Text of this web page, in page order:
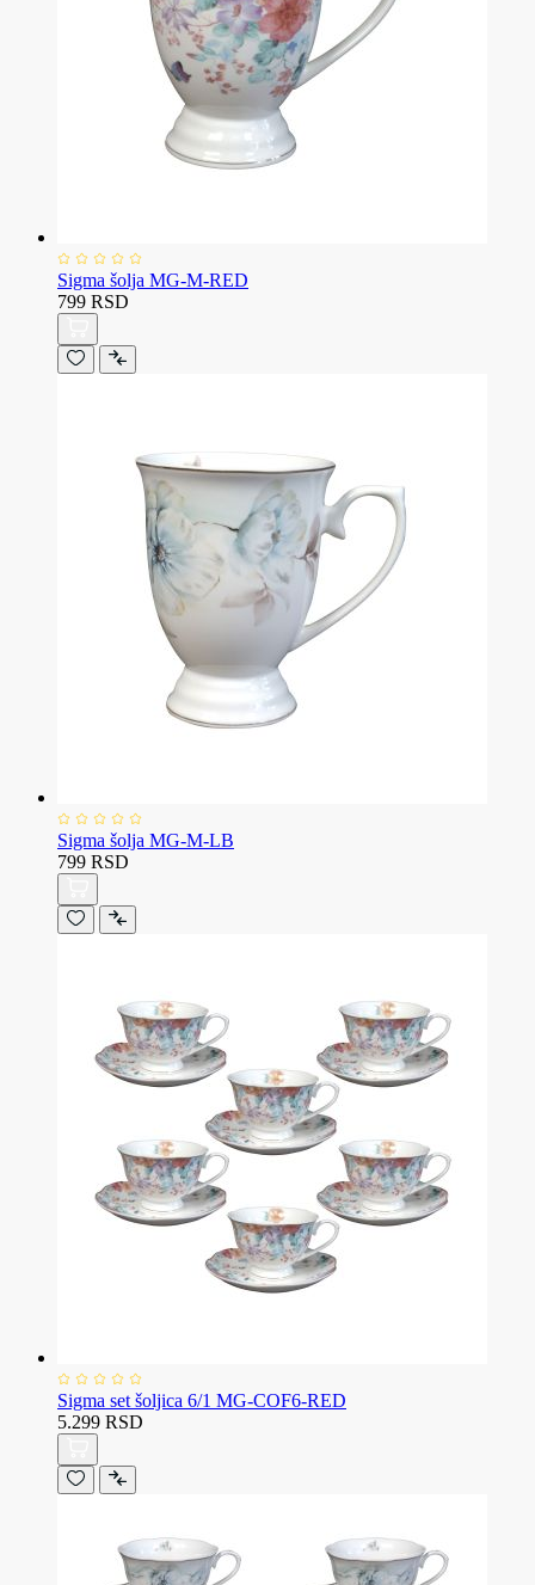
Sigma šolja MG-M-RED
799 RSD
Sigma šolja MG-M-LB
799 RSD
Sigma set šoljica 6/1 MG-COF6-RED
5.299 RSD